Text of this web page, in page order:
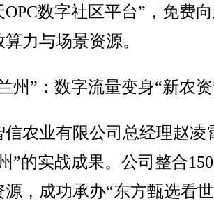
OPC数字社区平台”，免费
力与场景资源。
”：数字流量变身“新农资
业有限公司总经理赵凌
”的实战成果。公司整合
源，成功承办“东方甄选看